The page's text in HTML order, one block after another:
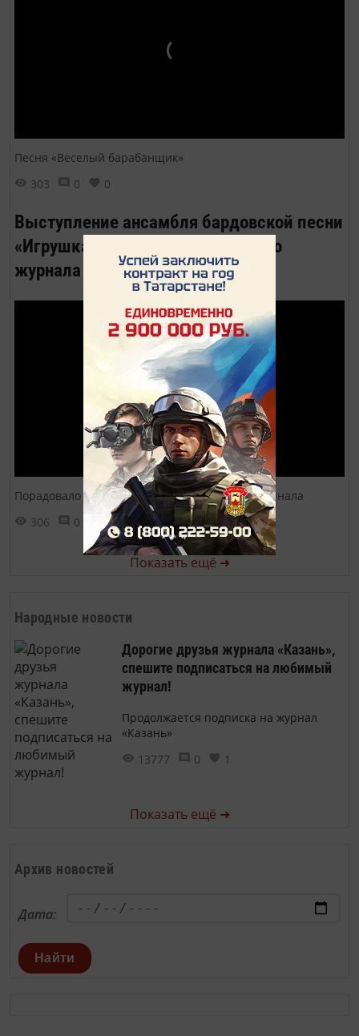
Песня «Веселый барабанщик»
303
0 0
Выступление ансамбля бардовской песни
«Игрушка» на презентации нашего
журнала
Порадовало наших гостей на презентации журнала
306
0 0
Показать ещё ➜
Народные новости
Дорогие друзья журнала «Казань»,
спешите подписаться на любимый
журнал!
Продолжается подписка на журнал
«Казань»
13777
0 1
Показать ещё ➜
Архив новостей
Дата:
Найти